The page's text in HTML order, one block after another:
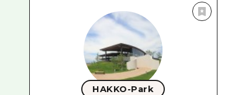
HAKKO-Park